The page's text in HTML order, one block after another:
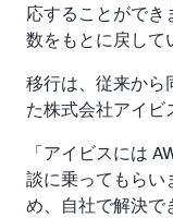
応することができ
数をもとに戻して
移行は、従来から
た株式会社アイビ
「アイビスには
談に乗ってもらい
め、自社で解決で